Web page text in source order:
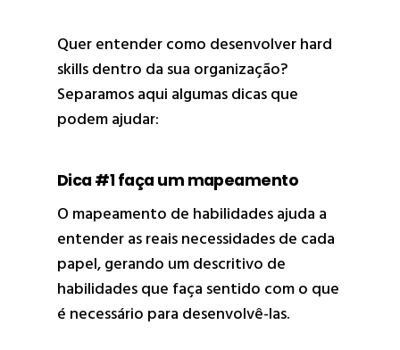
Quer entender como desenvolver hard
skills dentro da sua organização?
Separamos aqui algumas dicas que
podem ajudar:
Dica #1 faça um mapeamento
O mapeamento de habilidades ajuda a
entender as reais necessidades de cada
papel, gerando um descritivo de
habilidades que faça sentido com o que
é necessário para desenvolvê-las.